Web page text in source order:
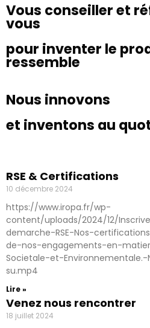
Vous conseiller et
vous
pour inventer le
ressemble
Nous innovons
et inventons au
RSE & Certifications
10 décembre 2024
https://www.iropa.fr/wp-
content/uploads/2024/12/
demarche-RSE-Nos-
de-nos-engagements-en-
Societale-et-
su.mp4
Lire »
Venez nous rencontrer
18 juillet 2024